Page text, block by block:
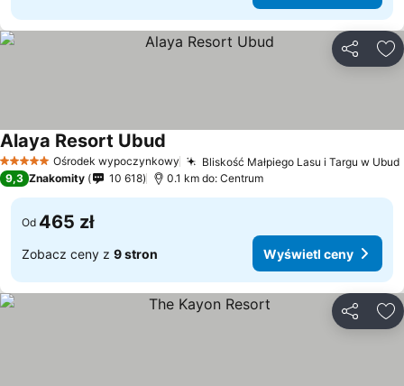
5 KategoriaOśrodek wypoczynkowy Bliskość Małpiego Lasu i Targu w Ubud
Alaya Resort Ubud
9,3 Znakomity 10 618 0.1 km do: Centrum
Od 465 zł
Zobacz ceny z 9 stron Wyświetl ceny